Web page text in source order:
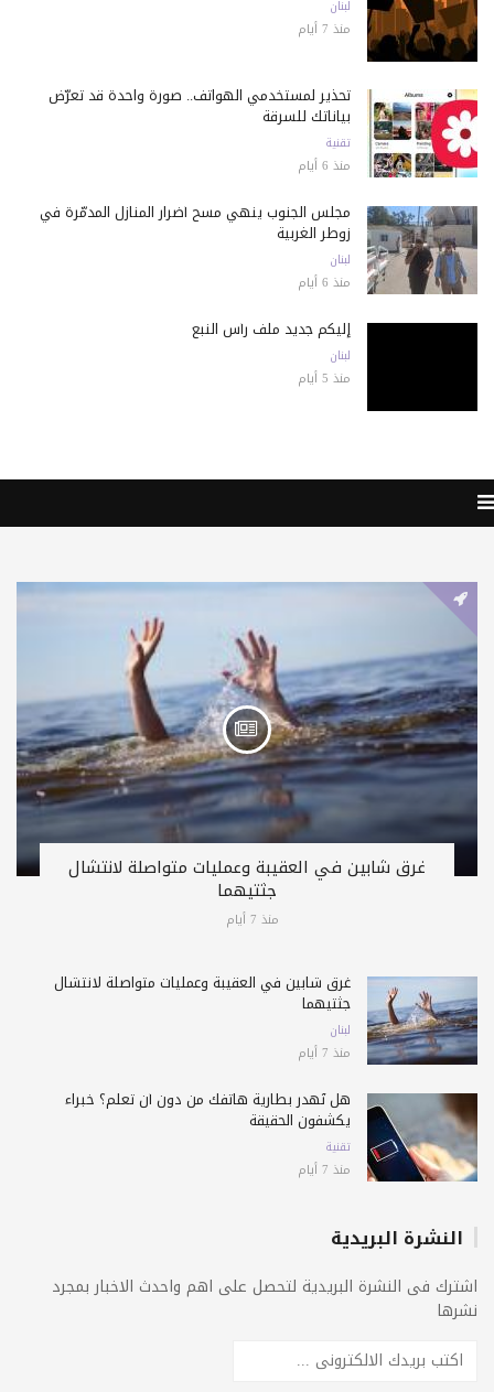
لبنان
منذ 7 أيام
تحذير لمستخدمي الهواتف.. صورة واحدة قد تعرّض
بياناتك للسرقة
تقنية
منذ 6 أيام
مجلس الجنوب ينهي مسح أضرار المنازل المدمّرة في
زوطر الغربية
لبنان
منذ 6 أيام
إليكم جديد ملف رأس النبع
لبنان
منذ 5 أيام
غرق شابين في العقيبة وعمليات متواصلة لانتشال
جثتيهما
منذ 7 أيام
غرق شابين في العقيبة وعمليات متواصلة لانتشال
جثتيهما
لبنان
منذ 7 أيام
هل تُهدر بطارية هاتفك من دون أن تعلم؟ خبراء
يكشفون الحقيقة
تقنية
منذ 7 أيام
النشرة البريدية
اشترك فى النشرة البريدية لتحصل على اهم واحدث الاخبار بمجرد
نشرها